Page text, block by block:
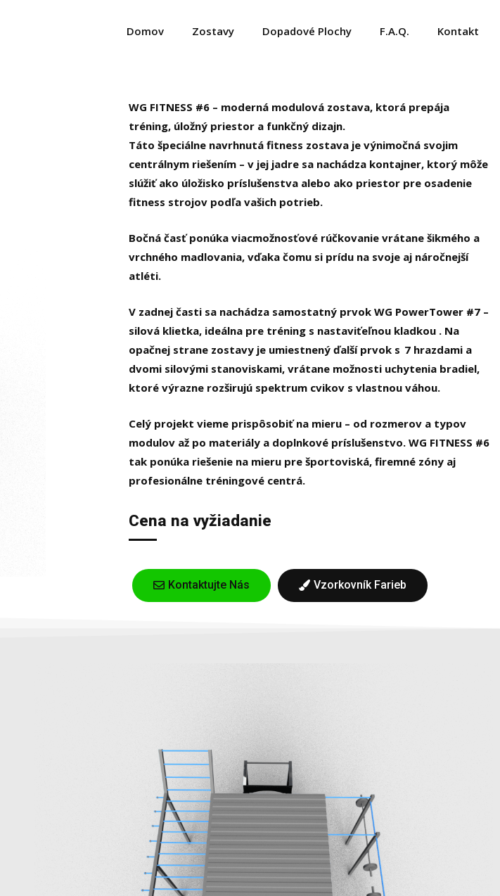
Domov Zostavy Dopadové Plochy F.A.Q. Kontakt
WG FITNESS #6 – moderná modulová zostava, ktorá prepája
tréning, úložný priestor a funkčný dizajn.
Táto špeciálne navrhnutá fitness zostava je výnimočná svojim
centrálnym riešením –v jej jadre sa nachádza kontajner, ktorý môže
slúžiť ako úložisko príslušenstva alebo ako priestor pre osadenie
fitness strojov podľa vašich potrieb.
Bočná časť ponúka viacmožnosťové rúčkovanie vrátanešikmého a
vrchného madlovania, vďaka čomu si prídu na svoje aj náročnejší
atléti.
V zadnej časti sa nachádza samostatný prvok WG PowerTower #7 –
silová klietka, ideálna pre tréning s nastaviťeľnou kladkou . Na
opačnej strane zostavy je umiestnený ďalší prvok s 7 hrazdami a
dvomi silovými stanoviskami, vrátane možnosti uchytenia bradiel,
ktoré výrazne rozširujú spektrum cvikov s vlastnou váhou.
Celý projekt vieme prispôsobiť na mieru – od rozmerov a typov
modulov až po materiály a doplnkové príslušenstvo. WG FITNESS #6
tak ponúka riešenie na mieru pre športoviská, firemné zóny aj
profesionálne tréningové centrá.
Cena na vyžiadanie
Kontaktujte Nás Vzorkovník Farieb